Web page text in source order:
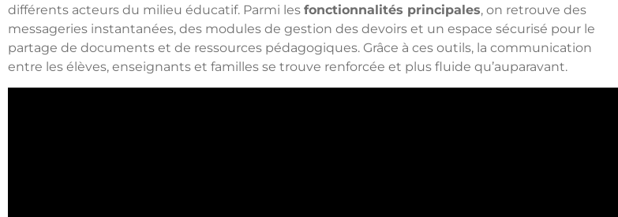
différents acteurs du milieu éducatif. Parmi les fonctionnalités principales, on retrouve des
messageries instantanées, des modules de gestion des devoirs et un espace sécurisé pour le
partage de documents et de ressources pédagogiques. Grâce à ces outils, la communication
entre les élèves, enseignants et familles se trouve renforcée et plus fluide qu’auparavant.